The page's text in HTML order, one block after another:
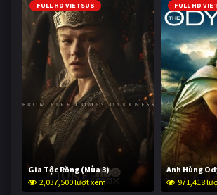
FULL HD VIETSUB
Gia Tộc Rồng (Mùa 3)
2,037,500 lượt xem
FULL HD
Anh Hùng
971,418